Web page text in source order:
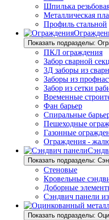
Шпилька
Металлическая
Профиль стальной
Показать подразделы:
ПКЛ ограждения
Забор сварной
3Д заборы из
Заборы из
Забор из сетки
Временные
Фан барьер
Спиральные
Пешеходные
Газонные
Ограждения -
Показать подразделы:
Стеновые
Кровельные
Доборные
Сэндвич панели
Показать подразделы: